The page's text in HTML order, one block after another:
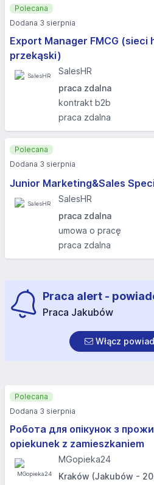
Export Manager FMCG (sieci
przekąski)
SalesHR
praca zdalna
kontrakt b2b
praca zdalna
Polecana
Dodana 3 sierpnia
Junior Marketing&Sales
SalesHR
praca zdalna
umowa o pracę
praca zdalna
Polecana
Dodana 3 sierpnia
Praca alert -
Praca Jakubów
Włącz
Робота для опікунок з
opiekunek z zamieszkaniem
MGopieka24
Kraków (Jakubów -
Polecana
Dodana 3 sierpnia